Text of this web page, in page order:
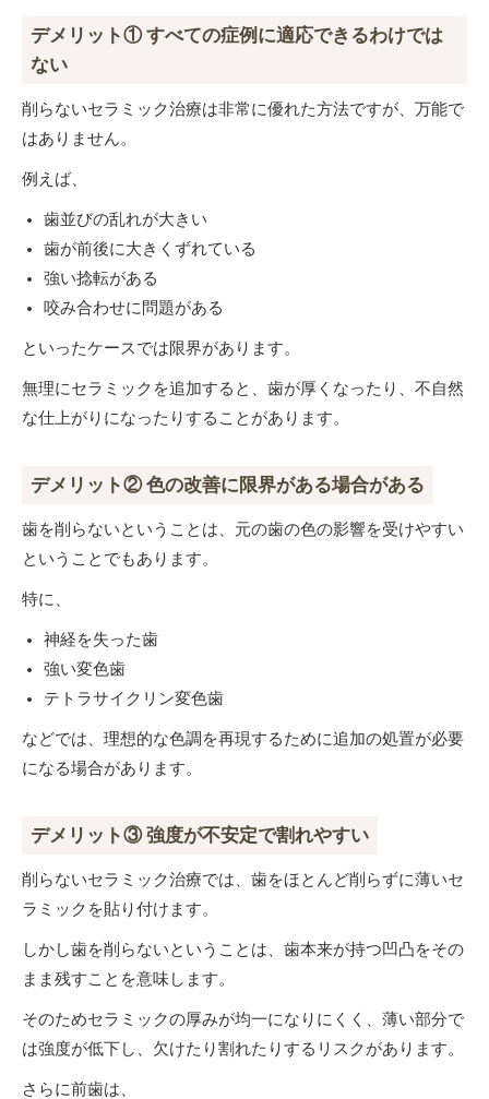
デメリット① すべての症例に適応できるわけでは
ない
削らないセラミック治療は非常に優れた方法ですが、万能で
はありません。
例えば、
歯並びの乱れが大きい
歯が前後に大きくずれている
強い捻転がある
咬み合わせに問題がある
といったケースでは限界があります。
無理にセラミックを追加すると、歯が厚くなったり、不自然
な仕上がりになったりすることがあります。
デメリット② 色の改善に限界がある場合がある
歯を削らないということは、元の歯の色の影響を受けやすい
ということでもあります。
特に、
神経を失った歯
強い変色歯
テトラサイクリン変色歯
などでは、理想的な色調を再現するために追加の処置が必要
になる場合があります。
デメリット③ 強度が不安定で割れやすい
削らないセラミック治療では、歯をほとんど削らずに薄いセ
ラミックを貼り付けます。
しかし歯を削らないということは、歯本来が持つ凹凸をその
まま残すことを意味します。
そのためセラミックの厚みが均一になりにくく、薄い部分で
は強度が低下し、欠けたり割れたりするリスクがあります。
さらに前歯は、